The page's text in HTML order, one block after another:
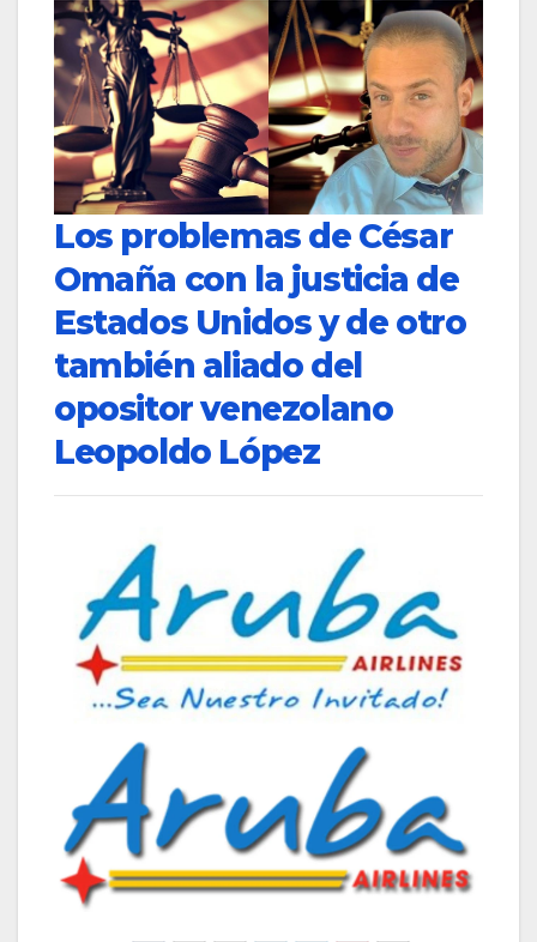
Los problemas de César
Omaña con la justicia de
Estados Unidos y de otro
también aliado del
opositor venezolano
Leopoldo López